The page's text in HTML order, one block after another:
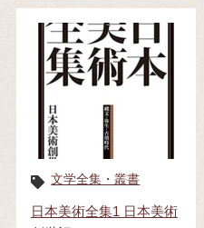
文学全集・叢書
日本美術全集1 日本美術